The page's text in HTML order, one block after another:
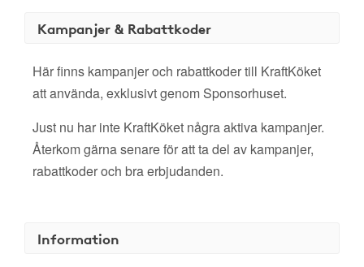
Kampanjer & Rabattkoder
Här finns kampanjer och rabattkoder till KraftKöket
att använda, exklusivt genom Sponsorhuset.
Just nu har inte KraftKöket några aktiva kampanjer.
Återkom gärna senare för att ta del av kampanjer,
rabattkoder och bra erbjudanden.
Information